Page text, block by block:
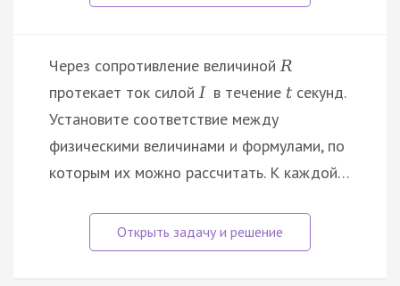
Через сопротивление величинойR
протекает ток силойI в течение t секунд.
Установите соответствие между
физическими величинами и формулами, по
которым их можно рассчитать. К каждой…